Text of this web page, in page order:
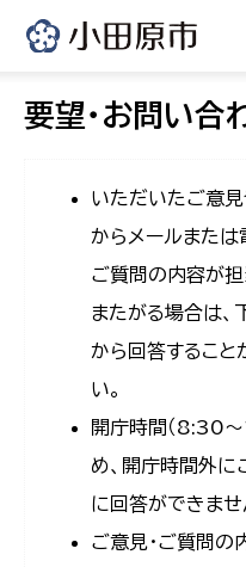
要望・お問い合
いただいたご意
からメールまたは
ご質問の内容が
またがる場合は
から回答すること
い。
開庁時間（8:30
め、開庁時間外に
に回答ができませ
ご意見・ご質問の